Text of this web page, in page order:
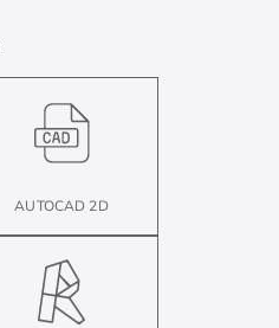
AUTOCAD 2D